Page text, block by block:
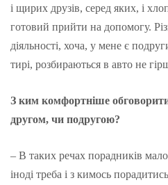
і щирих друзів, серед яких, і
готовий прийти на допомогу.
діяльності, хоча, у мене є
тирі, розбираються в авто не
З ким комфортніше
другом, чи подругою?
– В таких речах порадників
іноді треба і з кимось